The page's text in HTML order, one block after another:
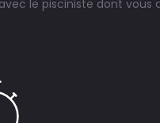
le pisciniste dont vous